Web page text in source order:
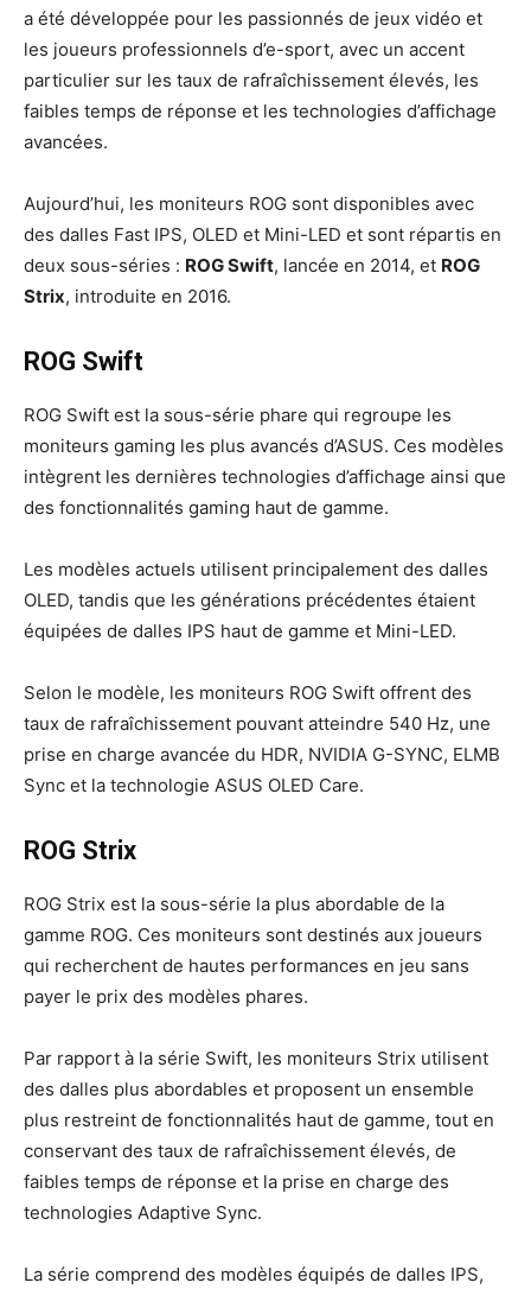
a été développée pour les passionnés de jeux vidéo et
les joueurs professionnels d’e-sport, avec un accent
particulier sur les taux de rafraîchissement élevés, les
faibles temps de réponse et les technologies d’affichage
avancées.
Aujourd’hui, les moniteurs ROG sont disponibles avec
des dalles Fast IPS, OLED et Mini-LED et sont répartis en
deux sous-séries : ROG Swift, lancée en 2014, et ROG
Strix, introduite en 2016.
ROG Swift
ROG Swift est la sous-série phare qui regroupe les
moniteurs gaming les plus avancés d’ASUS. Ces modèles
intègrent les dernières technologies d’affichage ainsi que
des fonctionnalités gaming haut de gamme.
Les modèles actuels utilisent principalement des dalles
OLED, tandis que les générations précédentes étaient
équipées de dalles IPS haut de gamme et Mini-LED.
Selon le modèle, les moniteurs ROG Swift offrent des
taux de rafraîchissement pouvant atteindre 540 Hz, une
prise en charge avancée du HDR, NVIDIA G-SYNC, ELMB
Sync et la technologie ASUS OLED Care.
ROG Strix
ROG Strix est la sous-série la plus abordable de la
gamme ROG. Ces moniteurs sont destinés aux joueurs
qui recherchent de hautes performances en jeu sans
payer le prix des modèles phares.
Par rapport à la série Swift, les moniteurs Strix utilisent
des dalles plus abordables et proposent un ensemble
plus restreint de fonctionnalités haut de gamme, tout en
conservant des taux de rafraîchissement élevés, de
faibles temps de réponse et la prise en charge des
technologies Adaptive Sync.
La série comprend des modèles équipés de dalles IPS,